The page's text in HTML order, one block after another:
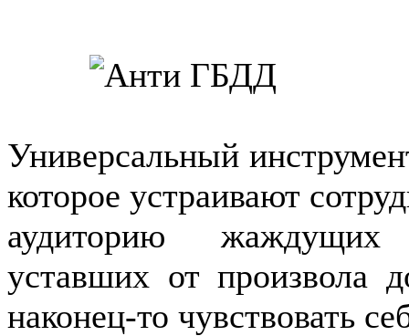
Универсальный
которое устраивают
аудиторию жаждущих
уставших от произвола
наконец-то чувствовать